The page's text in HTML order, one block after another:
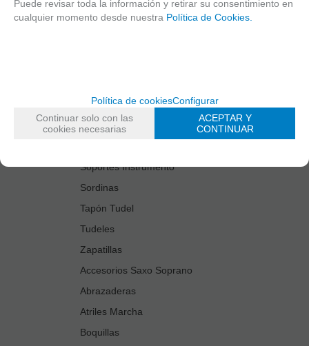
Estuches Guardacañas
Limpiadores
Protectores Boquilla
Soportes Instrumento
Sordinas
Tapón Tudel
Tudeles
Zapatillas
Accesorios Saxo Soprano
Abrazaderas
Atriles Marcha
Boquillas
Puede revisar toda la información y retirar su consentimiento en
cualquier momento desde nuestra Política de Cookies.
Política de cookiesConfigurar
Continuar solo con las
cookies necesarias
ACEPTAR Y
CONTINUAR